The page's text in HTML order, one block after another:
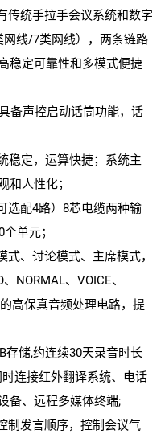
传统手拉手会议系统和数字
线/7类网线），两条链路
稳定可靠性和多模式便捷
备声控启动话筒功能，话
稳定，运算快捷；系统主
和人性化；
选配4路）8芯电缆两种输
单元；
、讨论模式、主席模式，
NORMAL、VOICE、
高保真音频处理电路，提
存储,约连续30天录音时长
连接红外翻译系统、电话
备、远程多媒体终端;
制发言顺序，控制会议气